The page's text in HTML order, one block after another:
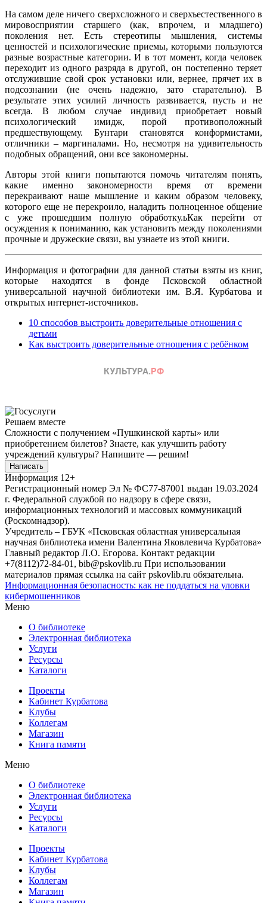
На самом деле ничего сверхсложного и сверхъестественного в
мировосприятии старшего (как, впрочем, и младшего)
поколения нет. Есть стереотипы мышления, системы
ценностей и психологические приемы, которыми пользуются
разные возрастные категории. И в тот момент, когда человек
переходит из одного разряда в другой, он постепенно теряет
отслужившие свой срок установки или, вернее, прячет их в
подсознании (не очень надежно, зато старательно). В
результате этих усилий личность развивается, пусть и не
всегда. В любом случае индивид приобретает новый
психологический имидж, порой противоположный
предшествующему. Бунтари становятся конформистами,
отличники – маргиналами. Но, несмотря на удивительность
подобных обращений, они все закономерны.
Авторы этой книги попытаются помочь читателям понять,
какие именно закономерности время от времени
перекраивают наше мышление и каким образом человеку,
которого еще не перекроило, наладить полноценное общение
с уже прошедшим полную обработку.ьКак перейти от
осуждения к пониманию, как установить между поколениями
прочные и дружеские связи, вы узнаете из этой книги.
Информация и фотографии для данной статьи взяты из книг,
которые находятся в фонде Псковской областной
универсальной научной библиотеки им. В.Я. Курбатова и
открытых интернет-источников.
10 способов выстроить доверительные отношения с
детьми
Как выстроить доверительные отношения с ребёнком
Решаем вместе
Сложности с получением «Пушкинской карты» или
приобретением билетов? Знаете, как улучшить работу
учреждений культуры? Напишите — решим!
Написать
Информация 12+
Регистрационный номер Эл № ФС77-87001 выдан 19.03.2024
г. Федеральной службой по надзору в сфере связи,
информационных технологий и массовых коммуникаций
(Роскомнадзор).
Учредитель – ГБУК «Псковская областная универсальная
научная библиотека имени Валентина Яковлевича Курбатова»
Главный редактор Л.О. Егорова. Контакт редакции
+7(8112)72-84-01, bib@pskovlib.ru При использовании
материалов прямая ссылка на сайт pskovlib.ru обязательна.
Информационная безопасность: как не поддаться на уловки
кибермошенников
Меню
О библиотеке
Электронная библиотека
Услуги
Ресурсы
Каталоги
Проекты
Кабинет Курбатова
Клубы
Коллегам
Магазин
Книга памяти
Меню
О библиотеке
Электронная библиотека
Услуги
Ресурсы
Каталоги
Проекты
Кабинет Курбатова
Клубы
Коллегам
Магазин